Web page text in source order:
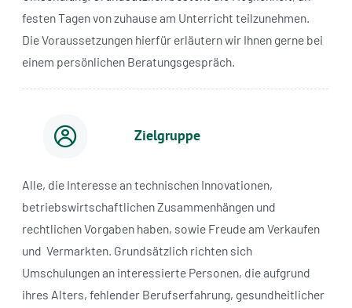
festen Tagen von zuhause am Unterricht teilzunehmen.
Die Voraussetzungen hierfür erläutern wir Ihnen gerne bei
einem persönlichen Beratungsgespräch.
Zielgruppe
Alle, die Interesse an technischen Innovationen,
betriebswirtschaftlichen Zusammenhängen und
rechtlichen Vorgaben haben, sowie Freude am Verkaufen
und Vermarkten. Grundsätzlich richten sich
Umschulungen an interessierte Personen, die aufgrund
ihres Alters, fehlender Berufserfahrung, gesundheitlicher